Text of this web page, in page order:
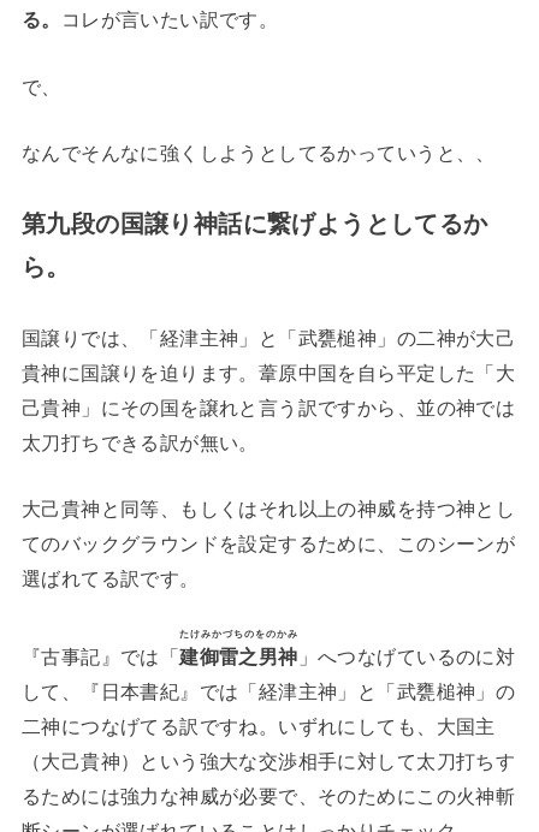
る。 コレが言いたい訳です。
で、
なんでそんなに強くしようとしてるかっていうと、、
第九段の国譲り神話に繋げようとしてるか
ら。
国譲りでは、「経津主神」と「武甕槌神」の二神が大己
貴神に国譲りを迫ります。葦原中国を自ら平定した「大
己貴神」にその国を譲れと言う訳ですから、並の神では
太刀打ちできる訳が無い。
大己貴神と同等、もしくはそれ以上の神威を持つ神とし
てのバックグラウンドを設定するために、このシーンが
選ばれてる訳です。
『古事記』では「建御雷之男神
たけみかづちのをのかみ
」へつなげているのに対
して、『日本書紀』では「経津主神」と「武甕槌神」の
二神につなげてる訳ですね。いずれにしても、大国主
（大己貴神）という強大な交渉相手に対して太刀打ちす
るためには強力な神威が必要で、そのためにこの火神斬